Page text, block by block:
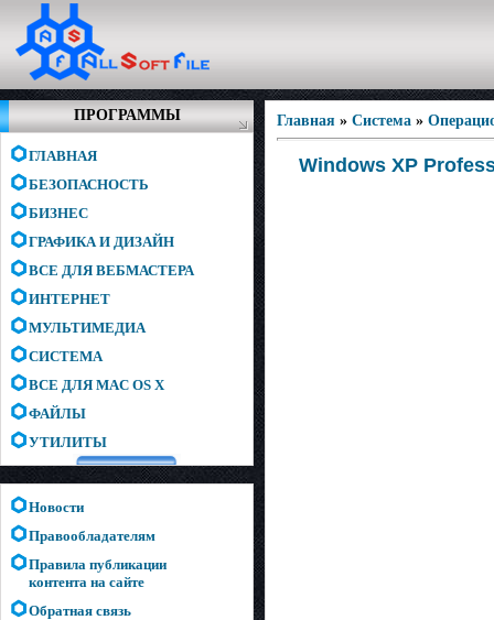
ПРОГРАММЫ
ГЛАВНАЯ
БЕЗОПАСНОСТЬ
БИЗНЕС
ГРАФИКА И ДИЗАЙН
ВСЕ ДЛЯ ВЕБМАСТЕРА
ИНТЕРНЕТ
МУЛЬТИМЕДИА
СИСТЕМА
ВСЕ ДЛЯ MAC OS X
ФАЙЛЫ
УТИЛИТЫ
Новости
Правообладателям
Правила публикации
контента на сайте
Обратная связь
Главная » Система »
Windows XP